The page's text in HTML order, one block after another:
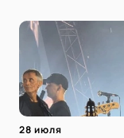
28 июля